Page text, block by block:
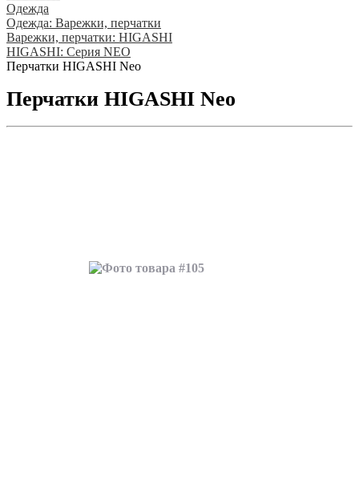
Одежда
Одежда: Варежки, перчатки
Варежки, перчатки: HIGASHI
HIGASHI: Серия NEO
Перчатки HIGASHI Neo
Перчатки HIGASHI Neo